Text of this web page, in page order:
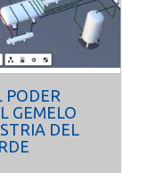
PODER
GEMELO
DEL